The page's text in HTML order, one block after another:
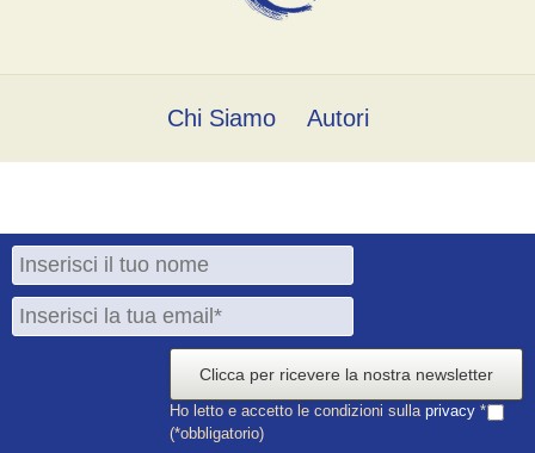
Chi Siamo Autori
Clicca per ricevere la nostra newsletter
Ho letto e accetto le condizioni sulla privacy *
(*obbligatorio)